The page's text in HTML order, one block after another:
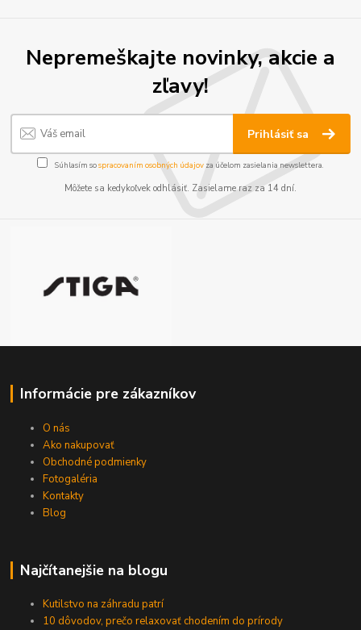
Nepremeškajte novinky, akcie a
zľavy!
Prihlásiť sa
Súhlasím sospracovaním osobných údajov za účelom zasielania newslettera.
Môžete sa kedykoľvek odhlásiť. Zasielame raz za 14 dní.
Informácie pre zákazníkov
O nás
Ako nakupovať
Obchodné podmienky
Fotogaléria
Kontakty
Blog
Najčítanejšie na blogu
Kutilstvo na záhradu patrí
10 dôvodov, prečo relaxovať chodením do prírody